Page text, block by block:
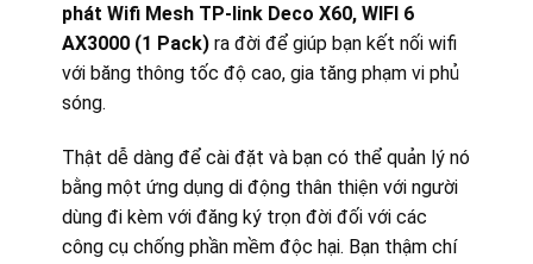
phát Wifi Mesh TP-link Deco X60, WIFI 6
AX3000 (1 Pack) ra đời để giúp bạn kết nối wifi
với băng thông tốc độ cao, gia tăng phạm vi phủ
sóng.
Thật dễ dàng để cài đặt và bạn có thể quản lý nó
bằng một ứng dụng di động thân thiện với người
dùng đi kèm với đăng ký trọn đời đối với các
công cụ chống phần mềm độc hại. Bạn thậm chí